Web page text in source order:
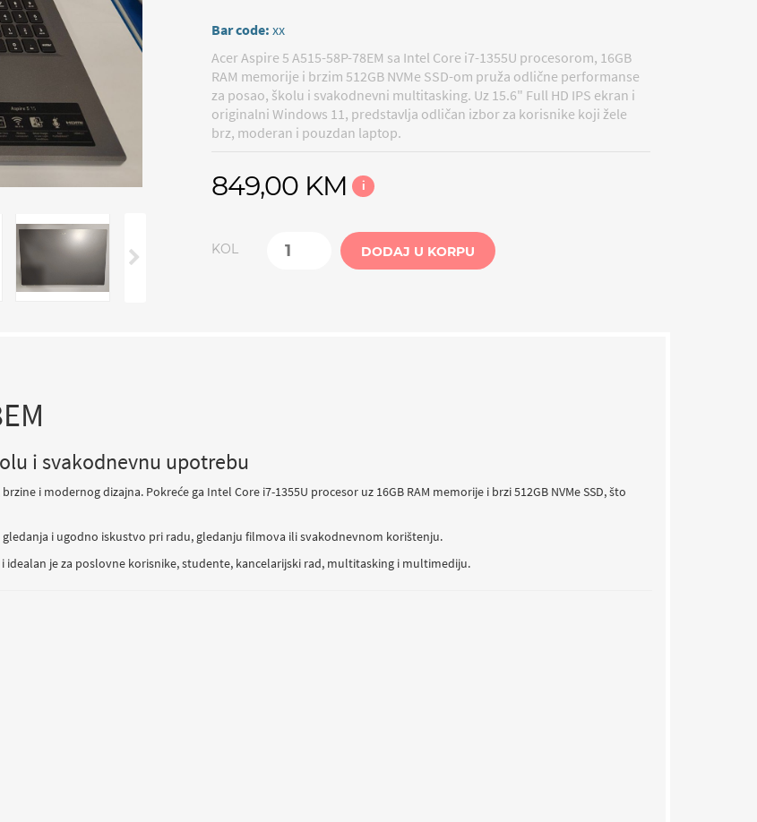
Bar code:xx
Acer Aspire 5 A515-58P-78EM sa Intel Core i7-1355U procesorom, 16GB
RAM memorije i brzim 512GB NVMe SSD-om pruža odlične performanse
za posao, školu i svakodnevni multitasking. Uz 15.6" Full HD IPS ekran i
originalni Windows 11, predstavlja odličan izbor za korisnike koji žele
brz, moderan i pouzdan laptop.
849,00 KM i
KOL DODAJ U KORPU
i svakodnevnu upotrebu
i modernog dizajna. Pokreće ga Intel Core i7-1355U procesor uz 16GB RAM memorije i brzi 512GB NVMe SSD, što
gledanja i ugodno iskustvo pri radu, gledanju filmova ili svakodnevnom korištenju.
je za poslovne korisnike, studente, kancelarijski rad, multitasking i multimediju.